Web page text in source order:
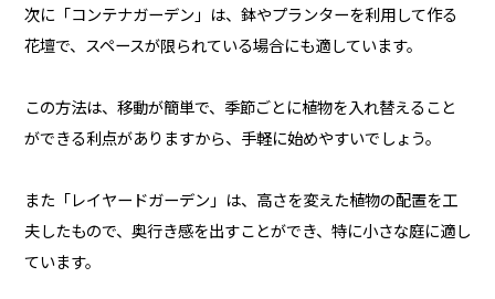
次に「コンテナガーデン」は、鉢やプランターを利用して作る
花壇で、スペースが限られている場合にも適しています。
この方法は、移動が簡単で、季節ごとに植物を入れ替えること
ができる利点がありますから、手軽に始めやすいでしょう。
また「レイヤードガーデン」は、高さを変えた植物の配置を工
夫したもので、奥行き感を出すことができ、特に小さな庭に適し
ています。